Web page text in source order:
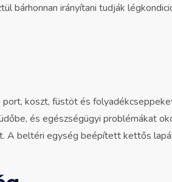
bárhonnan irányítani tudják
koszt, füstöt és
és egészségügyi problémákat
A beltéri egység beépített kettős